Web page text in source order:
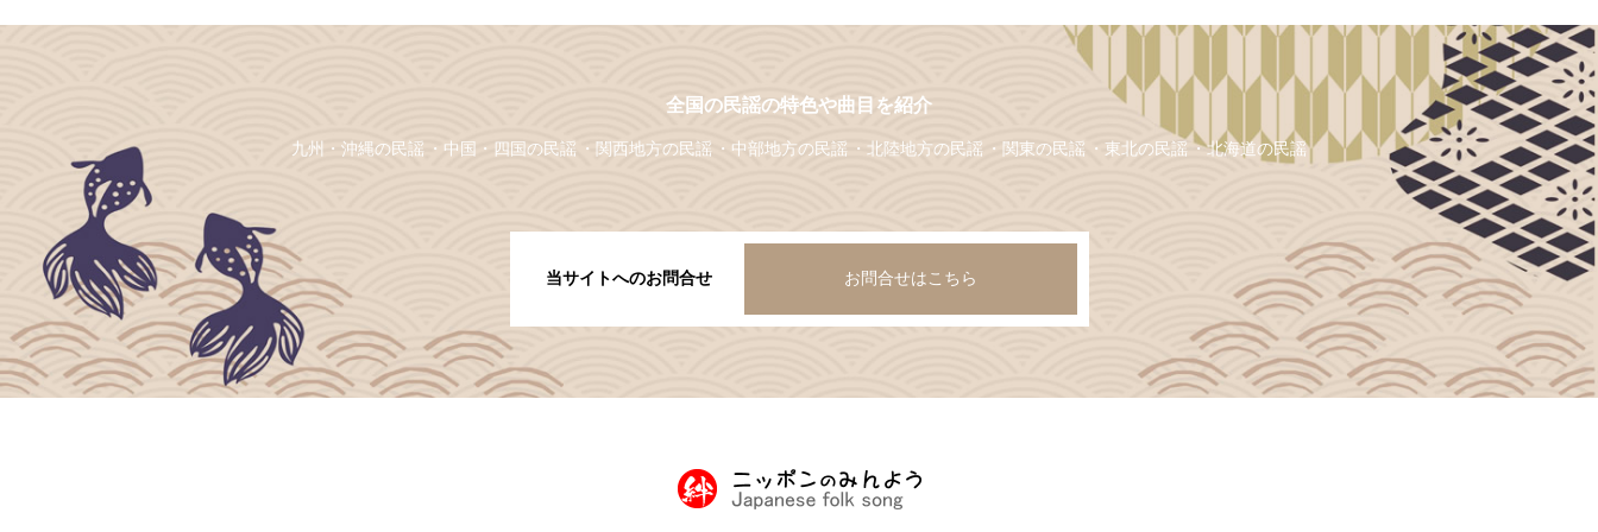
全国の民謡の特色や曲目を紹介
九州・沖縄の民謡 中国・四国の民謡 関西地方の民謡 中部地方の民謡 北陸地方の民謡 関東の民謡 東北の民謡 北海道の民謡
当サイトへのお問合せ お問合せはこちら